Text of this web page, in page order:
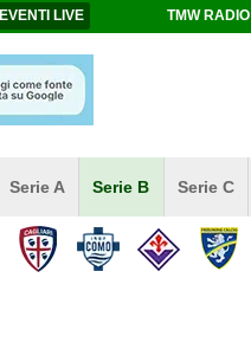
EVENTI LIVE TMW RADIO
Serie A Serie B Serie C